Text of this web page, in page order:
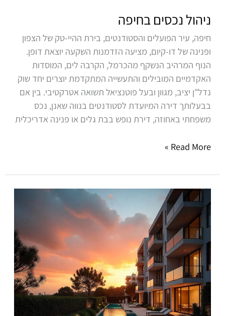
ניהול נכסים בחיפה
חיפה, עיר הפועלים והסטודנטים, בירת ההיי-טק של הצפון
ופנינה של דו-קיום, מציעה הזדמנות השקעה יוצאת דופן.
הנוף המרהיב הנשקף מהכרמל, הקרבה לים, המוסדות
האקדמיים המובילים והתעשייה המתקדמת יוצרים יחד שוק
נדל"ן יציב, מגוון ובעל פוטנציאל תשואה אטרקטיבי. בין אם
בבעלותך דירה המיועדת לסטודנטים בנווה שאנן, נכס
משפחתי באחוזה, דירת נופש בבת גלים או פנינה אדריכלית
Read More »
ניהול
נכסים
ברעננה,
כפר
סבא
והוד
השרון